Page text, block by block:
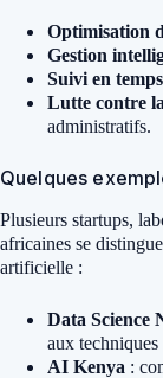
Optimisation
Gestion
Suivi en
Lutte contre
administratifs.
Quelques
Plusieurs startups,
africaines se
artificielle :
Data Science
aux techniques
AI Kenya :